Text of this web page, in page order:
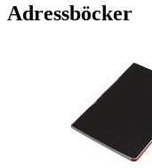
Adressböcker